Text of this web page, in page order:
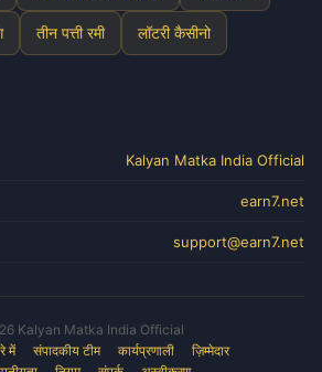
तीन पत्ती रमी लॉटरी कैसीनो
Kalyan Matka India Official
earn7.net
support@earn7.net
Kalyan Matka India Official
में संपादकीय टीम कार्यप्रणाली
ज़िम्मेदार